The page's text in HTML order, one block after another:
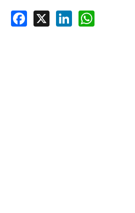
Facebook
X LinkedIn